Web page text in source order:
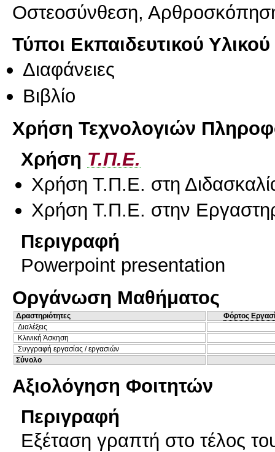
Οστεοσύνθεση,
Τύποι Εκπαιδευτικού Υλικού
Διαφάνειες
Βιβλίο
Χρήση Τεχνολογιών
Χρήση Τ.Π.Ε.
Χρήση Τ.Π.Ε. στη
Χρήση Τ.Π.Ε. στην
Περιγραφή
Powerpoint presentation
Οργάνωση Μαθήματος
Δραστηριότητες
Φόρτος
Διαλέξεις
Κλινική Άσκηση
Συγγραφή εργασίας / εργασιών
Σύνολο
Αξιολόγηση Φοιτητών
Περιγραφή
Εξέταση γραπτή στο τέλος